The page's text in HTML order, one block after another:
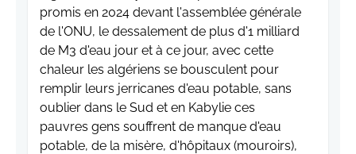
promis en 2024 devant l'assemblée générale
de l'ONU, le dessalement de plus d'1 milliard
de M3 d'eau jour et à ce jour, avec cette
chaleur les algériens se bousculent pour
remplir leurs jerricanes d'eau potable, sans
oublier dans le Sud et en Kabylie ces
pauvres gens souffrent de manque d'eau
potable, de la misère, d'hôpitaux (mouroirs),